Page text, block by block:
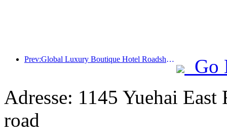
Prev:Global Luxury Boutique Hotel Roadshow prend la tête de la Grande Chine, InterContinental Hotels Group promeut un développement de haute qualité du marché du tourisme
Go
Adresse: 1145 Yuehai
road